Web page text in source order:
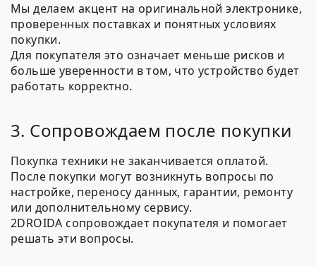
Мы делаем акцент на оригинальной электронике,
проверенных поставках и понятных условиях
покупки.
Для покупателя это означает меньше рисков и
больше уверенности в том, что устройство будет
работать корректно.
3. Сопровождаем после покупки
Покупка техники не заканчивается оплатой.
После покупки могут возникнуть вопросы по
настройке, переносу данных, гарантии, ремонту
или дополнительному сервису.
2DROIDA сопровождает покупателя и помогает
решать эти вопросы.